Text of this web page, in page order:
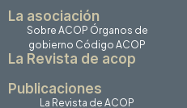
La asociación
Sobre ACOP Órganos de
gobierno Código ACOP
La Revista de acop
Publicaciones
La Revista de ACOP